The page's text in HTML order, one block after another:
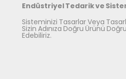
Endüstriyel Tedarik ve
Sisteminizi Tasarlar Veya
Sizin Adınıza Doğru Ürünü
Edebiliriz.